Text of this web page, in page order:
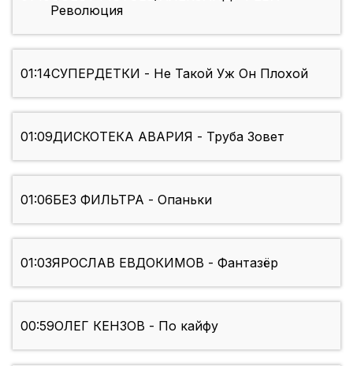
Революция
01:14СУПЕРДЕТКИ - Не Такой Уж Он Плохой
01:09ДИСКОТЕКА АВАРИЯ - Труба Зовет
01:06БЕЗ ФИЛЬТРА - Опаньки
01:03ЯРОСЛАВ ЕВДОКИМОВ - Фантазёр
00:59ОЛЕГ КЕНЗОВ - По кайфу